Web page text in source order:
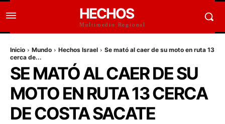
HECHOS
Multimedio Regional
Inicio Mundo Hechos Israel
Se mató al caer de su moto en ruta 13
cerca de...
SE MATÓ AL CAER DE SU
MOTO EN RUTA 13 CERCA
DE COSTA SACATE